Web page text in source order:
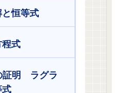
恒等式
程式
証明 ラグラ
式